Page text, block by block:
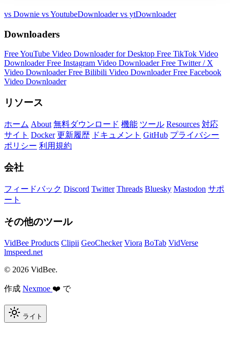
vs Downie vs YoutubeDownloadervs ytDownloader
Downloaders
Free YouTube Video Downloader for Desktop Free TikTok Video
DownloaderFree Instagram Video DownloaderFree Twitter / X
Video DownloaderFree Bilibili Video DownloaderFree Facebook
Video Downloader
リソース
ホーム About 無料ダウンロード 機能 ツール Resources 対応
サイト Docker 更新履歴 ドキュメント GitHub プライバシー
ポリシー 利用規約
会社
フィードバック Discord Twitter Threads Bluesky Mastodon サポ
ート
その他のツール
VidBee Products Clipii GeoChecker Viora BoTab VidVerse
lmspeed.net
© 2026 VidBee.
作成 Nexmoe ❤️ で
ライト